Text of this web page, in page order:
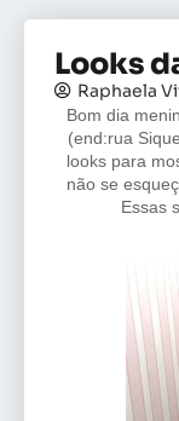
Looks
Raphaela
Bom dia
(end:rua
looks para
não se
Essas